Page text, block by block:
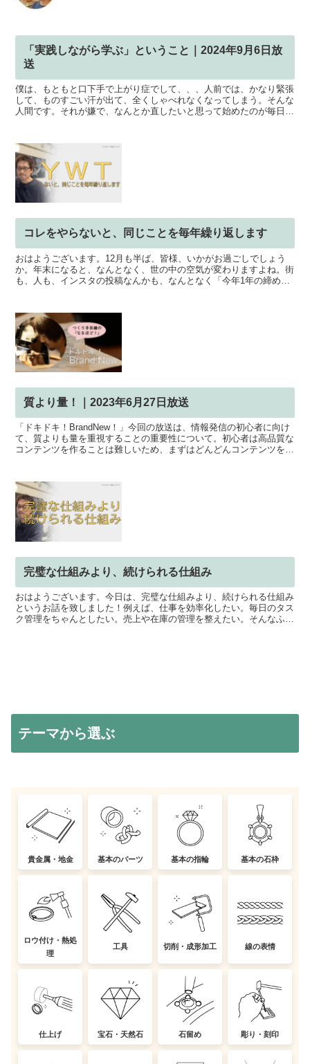
「実践しながら学ぶ」ということ｜2024年9月6日放
送
僕は、もともと口下手で上がり症でして、、、人前では、かなり緊張
して、ものすごい汗が出て、全くしゃべれなくなってしまう。そんな
人間です。それが嫌で、なんとか直したいと思って始めたのが毎日の
コレをやらないと、同じことを毎年繰り返します
おはようございます。12月も半ば、皆様、いかがお過ごしでしょう
か。年末になると、なんとなく、世の中の空気が変わりますよね。街
も、人も、インスタの投稿なんかも、なんとなく「今年1年の締め」
質より量！｜2023年6月27日放送
「ドキドキ！BrandNew！」今回の放送は、情報発信の初心者に向け
て、質よりも量を重視することの重要性について。初心者は高品質な
コンテンツを作ることは難しいため、まずはどんどんコンテンツを作
完璧な仕組みより、続けられる仕組み
おはようございます。今日は、完璧な仕組みより、続けられる仕組み
というお話を致しました！例えば、仕事を効率化したい。毎日のタス
ク管理をちゃんとしたい。売上や在庫の管理を整えたい。そんなふう
テーマから選ぶ
貴金属・地金 基本のパーツ 基本の指輪 基本の石枠
ロウ付け・熱処
理
工具 切削・成形加工 線の表情
仕上げ 宝石・天然石 石留め 彫り・刻印